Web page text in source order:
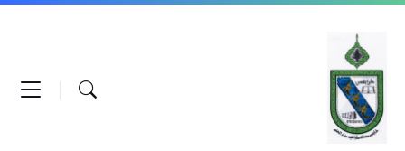
Skip
content
Skip
navigation
Skip